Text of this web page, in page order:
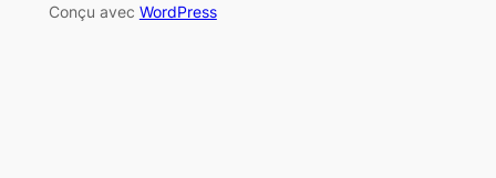
Conçu avec WordPress